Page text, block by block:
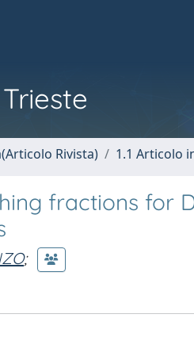
Rivista) 1.1 Articolo
fractions for
;